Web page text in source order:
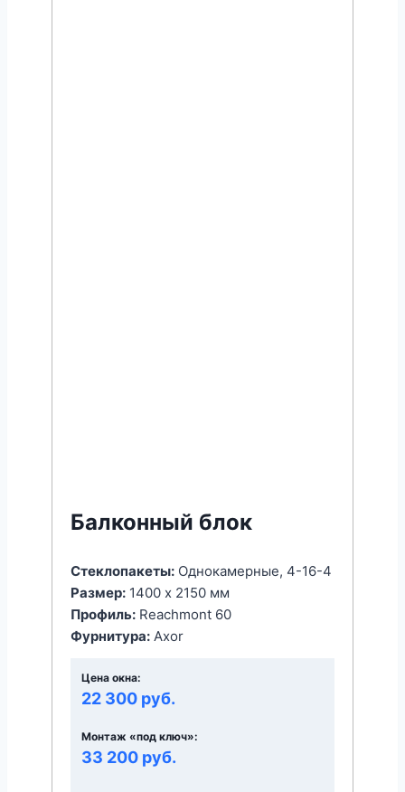
Балконный блок
Стеклопакеты: Однокамерные, 4-16-4
Размер: 1400 x 2150 мм
Профиль: Reachmont 60
Фурнитура: Axor
Цена окна:
22 300 руб.
Монтаж «под ключ»:
33 200 руб.